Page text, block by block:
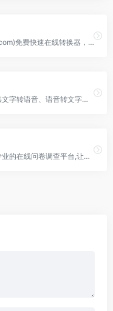
Officeconverter(office-converter.com)免费快速在线转换器，可将pdf, 图像, 视频, 文档, 音频, 电子书及压缩等文件格式转换为其他格式
迅捷在线语音转文字转换器官网提供文字转语音、语音转文字等语音识别功能,支持的格式包括MP3、M4A、AAC、FLAC、APE、WAV等,迅捷文字转语音软件简单实用
腾讯问卷是腾讯公司推出的免费、专业的在线问卷调查平台,让您轻松开启调研工作。腾讯问卷提供多种问卷模板,帮助用户高效创建各类问卷。腾讯问卷提供了从问卷设计、数据收